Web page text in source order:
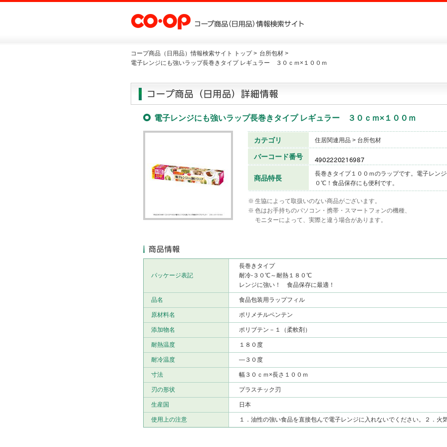
コープ商品（日用品）情報検索サイト トップ > 台所包材 >
電子レンジにも強いラップ長巻きタイプ レギュラー ３０ｃｍ×１００ｍ
電子レンジにも強いラップ長巻きタイプ レギュラー ３０ｃｍ×１００ｍ
カテゴリ 住居関連用品 > 台所包材
バーコード番号
商品特長
長巻きタイプ１００ｍのラップです。電子レン
０℃！食品保存にも便利です。
※ 生協によって取扱いのない商品がございます。
※ 色はお手持ちのパソコン・携帯・スマートフォンの機種、
モニターによって、実際と違う場合があります。
パッケージ表記
長巻きタイプ
耐冷-３０℃～耐熱１８０℃
レンジに強い！ 食品保存に最適！
品名 食品包装用ラップフィル
原材料名 ポリメチルペンテン
添加物名 ポリブテン－１（柔軟剤）
耐熱温度 １８０度
耐冷温度 ―３０度
寸法 幅３０ｃｍ×長さ１００ｍ
刃の形状 プラスチック刃
生産国 日本
使用上の注意 １．油性の強い食品を直接包んで電子レンジに入れないでください。２．火